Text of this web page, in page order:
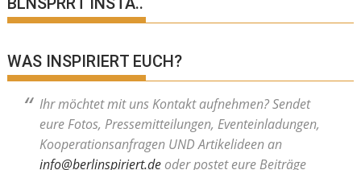
WAS INSPIRIERT EUCH?
Ihr möchtet mit uns Kontakt aufnehmen? Sendet
eure Fotos, Pressemitteilungen, Eventeinladungen,
Kooperationsanfragen UND Artikelideen an
info@berlinspiriert.deoder postet eure Beiträge